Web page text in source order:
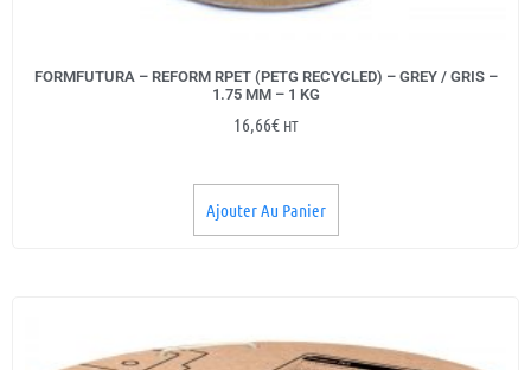
FORMFUTURA – REFORM RPET (PETG RECYCLED) – GREY / GRIS –
1.75 MM – 1 KG
16,66€ HT
Ajouter Au Panier